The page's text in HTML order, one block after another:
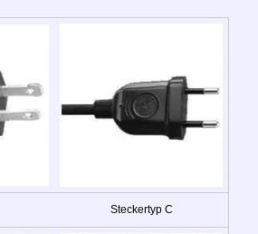
Steckertyp C